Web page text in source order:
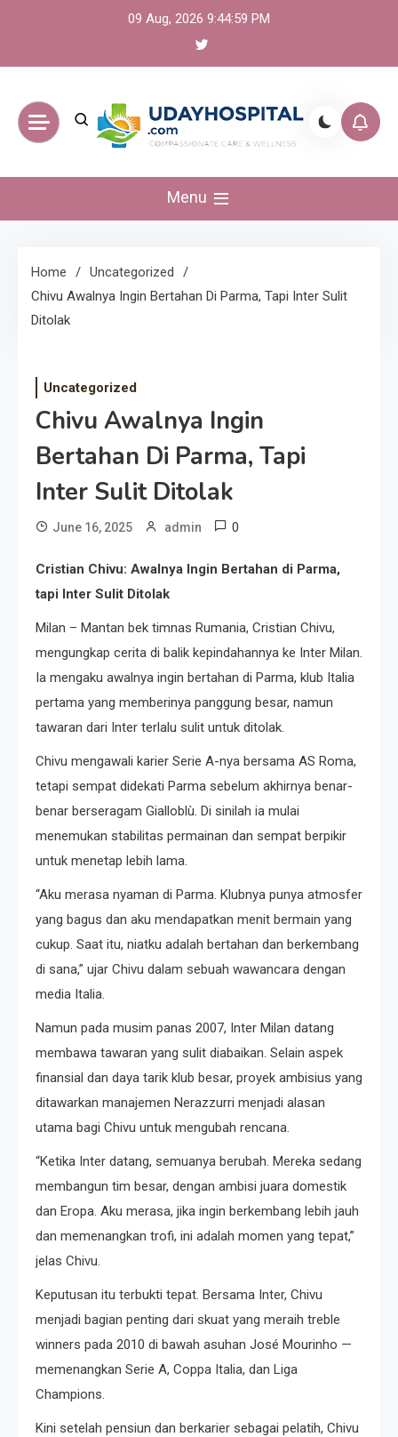
09 Aug, 2026 9:44:59 PM
UdayHospital:
Berita, olahraga,
gaming Akurat dan
Menu
Home
Uncategorized
Chivu Awalnya Ingin Bertahan Di Parma, Tapi Inter Sulit
Ditolak
Uncategorized
Chivu Awalnya Ingin
Bertahan Di Parma, Tapi
Inter Sulit Ditolak
June 16, 2025 admin 0
Cristian Chivu: Awalnya Ingin Bertahan di Parma,
tapi Inter Sulit Ditolak
Milan – Mantan bek timnas Rumania, Cristian Chivu,
mengungkap cerita di balik kepindahannya ke Inter Milan.
Ia mengaku awalnya ingin bertahan di Parma, klub Italia
pertama yang memberinya panggung besar, namun
tawaran dari Inter terlalu sulit untuk ditolak.
Chivu mengawali karier Serie A-nya bersama AS Roma,
tetapi sempat didekati Parma sebelum akhirnya benar-
benar berseragam Gialloblù. Di sinilah ia mulai
menemukan stabilitas permainan dan sempat berpikir
untuk menetap lebih lama.
“Aku merasa nyaman di Parma. Klubnya punya atmosfer
yang bagus dan aku mendapatkan menit bermain yang
cukup. Saat itu, niatku adalah bertahan dan berkembang
di sana,” ujar Chivu dalam sebuah wawancara dengan
media Italia.
Namun pada musim panas 2007, Inter Milan datang
membawa tawaran yang sulit diabaikan. Selain aspek
finansial dan daya tarik klub besar, proyek ambisius yang
ditawarkan manajemen Nerazzurri menjadi alasan
utama bagi Chivu untuk mengubah rencana.
“Ketika Inter datang, semuanya berubah. Mereka sedang
membangun tim besar, dengan ambisi juara domestik
dan Eropa. Aku merasa, jika ingin berkembang lebih jauh
dan memenangkan trofi, ini adalah momen yang tepat,”
jelas Chivu.
Keputusan itu terbukti tepat. Bersama Inter, Chivu
menjadi bagian penting dari skuat yang meraih treble
winners pada 2010 di bawah asuhan José Mourinho —
memenangkan Serie A, Coppa Italia, dan Liga
Champions.
Kini setelah pensiun dan berkarier sebagai pelatih, Chivu